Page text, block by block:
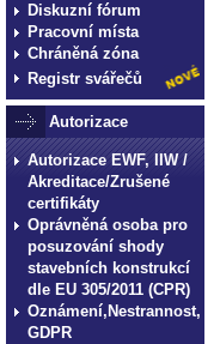
Diskuzní fórum
Pracovní místa
Chráněná zóna
Registr svářečů
Autorizace
Autorizace EWF, IIW /
Akreditace/Zrušené
certifikáty
Oprávněná osoba pro
posuzování shody
stavebních konstrukcí
dle EU 305/2011 (CPR)
Oznámení,Nestrannost,
GDPR